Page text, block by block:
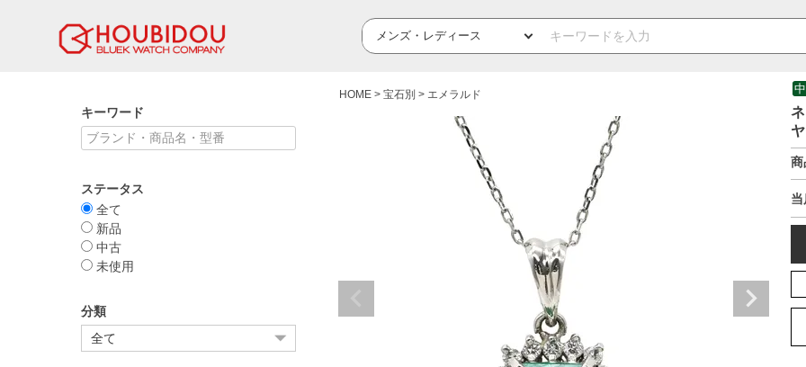
キーワード
ステータス
全て
新品
中古
未使用
分類
HOME 宝石別 エメラルド
商
当